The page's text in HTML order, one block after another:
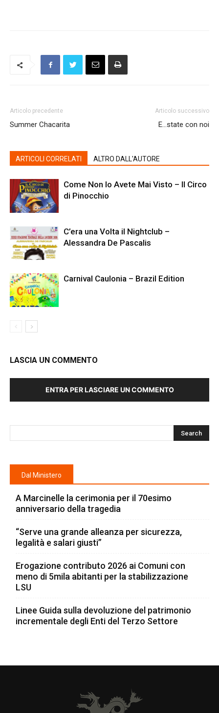
Articolo precedente
Summer Chacarita
Articolo successivo
E…state con noi
ARTICOLI CORRELATI ALTRO DALL'AUTORE
Come Non lo Avete Mai Visto – Il Circo
di Pinocchio
C’era una Volta il Nightclub –
Alessandra De Pascalis
Carnival Caulonia – Brazil Edition
LASCIA UN COMMENTO
ENTRA PER LASCIARE UN COMMENTO
Dal Ministero
A Marcinelle la cerimonia per il 70esimo
anniversario della tragedia
“Serve una grande alleanza per sicurezza,
legalità e salari giusti”
Erogazione contributo 2026 ai Comuni con
meno di 5mila abitanti per la stabilizzazione
LSU
Linee Guida sulla devoluzione del patrimonio
incrementale degli Enti del Terzo Settore